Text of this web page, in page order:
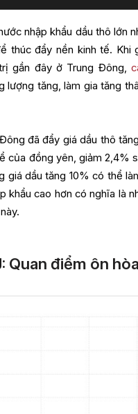
nhập khẩu dầu thô lớn
thúc đẩy nền kinh tế.
gần đây ở Trung Đông,
lượng tăng, làm gia tăng
đã đẩy giá dầu thô
của đồng yên, giảm 2,4%
giá dầu tăng 10% có thể
khẩu cao hơn có nghĩa là
Quan điểm ôn